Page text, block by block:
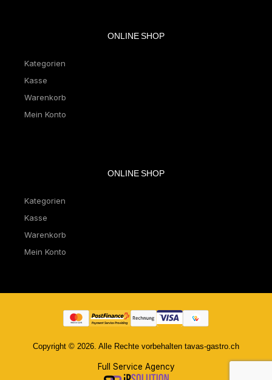
ONLINE SHOP
Kategorien
Kasse
Warenkorb
Mein Konto
ONLINE SHOP
Kategorien
Kasse
Warenkorb
Mein Konto
Copyright © 2026. Alle Rechte vorbehalten tavas-gastro.ch
Full Service Agency